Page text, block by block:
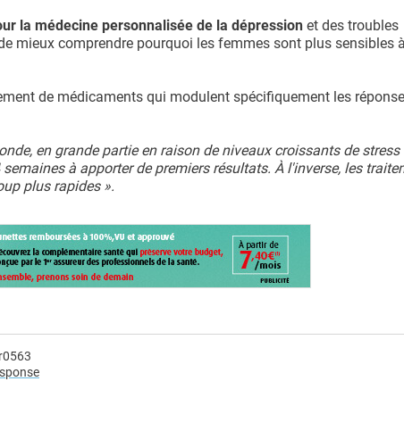
la médecine personnalisée de la dépression et des troubles
mieux comprendre pourquoi les femmes sont plus sensibles
de médicaments qui modulent spécifiquement les
en grande partie en raison de niveaux croissants de stress
à apporter de premiers résultats. À l'inverse, les
plus rapides ».